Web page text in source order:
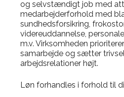
og selvstændigt job med
medarbejderforhold med
sundhedsforsikring,
videreuddannelse,
m.v. Virksomheden
samarbejde og sætter
arbejdsrelationer højt.
Løn forhandles i forhold til